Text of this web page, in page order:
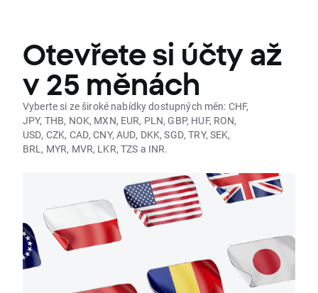
Otevřete si účty až
v 25 měnách
Vyberte si ze široké nabídky dostupných měn: CHF,
JPY, THB, NOK, MXN, EUR, PLN, GBP, HUF, RON,
USD, CZK, CAD, CNY, AUD, DKK, SGD, TRY, SEK,
BRL, MYR, MVR, LKR, TZS a INR.